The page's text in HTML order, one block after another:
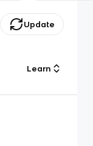
Update
Learn